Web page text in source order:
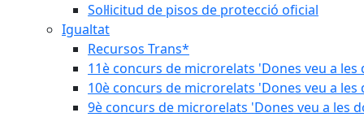
Sol·licitud de pisos de protecció oficial
Igualtat
Recursos Trans*
11è concurs de microrelats 'Dones veu a les
10è concurs de microrelats 'Dones veu a les
9è concurs de microrelats 'Dones veu a les